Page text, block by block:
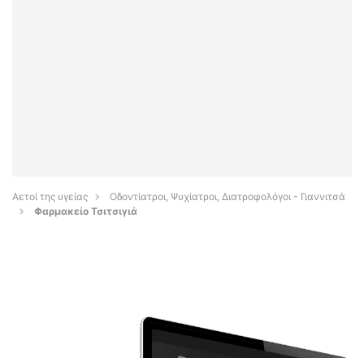
Αετοί της υγείας
Οδοντίατροι, Ψυχίατροι, Διατροφολόγοι - Γιαννιτσά
Φαρμακείο Τσιτσιγιά